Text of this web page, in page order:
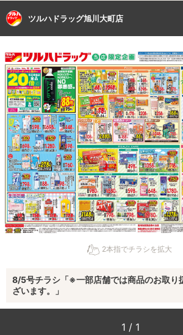
ツルハドラッグ旭川大町店
2本指でチラシを拡大
8/5号チラシ「※一部店舗では商品のお取り
ざいます。」
1 / 1